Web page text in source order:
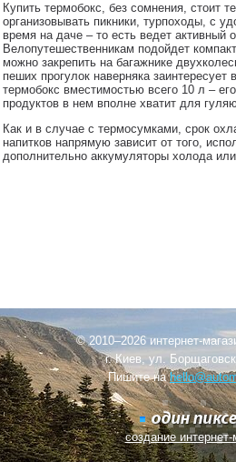
Купить термобокс, без сомнения, стоит
организовывать пикники, турпоходы, с
время на даче – то есть ведет активный
Велопутешественникам подойдет
можно закрепить на багажнике
пеших прогулок наверняка заинтересует
термобокс вместимостью всего 10 л –
продуктов в нем вполне хватит для
Как и в случае с термосумками, срок
напитков напрямую зависит от того,
дополнительно аккумуляторы холода
© 2010–2026 интернет-
г. Киев, ул.
Пишите на
создание интернет-